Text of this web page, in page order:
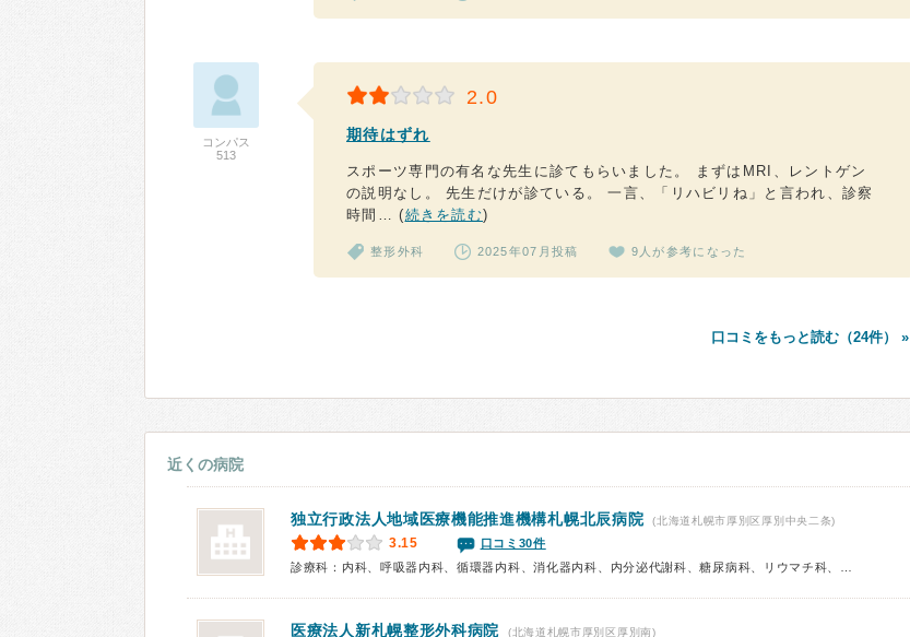
コンパス
513
2.0
期待はずれ
スポーツ専門の有名な先生に診てもらいました。 まずはMRI、レントゲン
の説明なし。 先生だけが診ている。 一言、「リハビリね」と言われ、診察
時間… (続きを読む)
整形外科 2025年07月投稿 9人が参考になった
口コミをもっと読む（24件） »
近くの病院
独立行政法人地域医療機能推進機構札幌北辰病院 (北海道札幌市厚別区厚別中央二条)
3.15
口コミ30件
医療法人 新札幌整形外科病院 (北海道札幌市厚別区厚別南)